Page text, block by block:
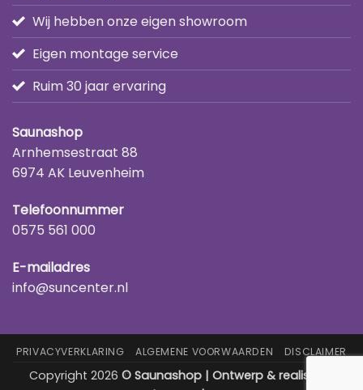
Wij hebben onze eigen showroom
Eigen montage service
Ruim 30 jaar ervaring
Saunashop
Arnhemsestraat 88
6974 AK Leuvenheim
Telefoonnummer
0575 561 000
E-mailadres
info@suncenter.nl
PRIVACYVERKLARING ALGEMENE VOORWAARDEN DISCLAIMER
Copyright 2026 © Saunashop | Ontwerp & realisatie: